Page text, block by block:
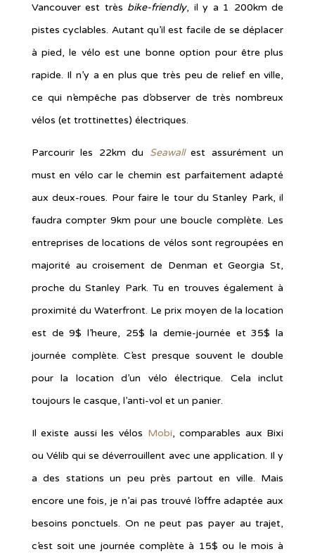
Vancouver est très bike-friendly, il y a 1 200km de
pistes cyclables. Autant qu’il est facile de se déplacer
à pied, le vélo est une bonne option pour être plus
rapide. Il n’y a en plus que très peu de relief en ville,
ce qui n’empêche pas d’observer de très nombreux
vélos (et trottinettes) électriques.
Parcourir les 22km du Seawallest assurément un
must en vélo car le chemin est parfaitement adapté
aux deux-roues. Pour faire le tour du Stanley Park, il
faudra compter 9km pour une boucle complète. Les
entreprises de locations de vélos sont regroupées en
majorité au croisement de Denman et Georgia St,
proche du Stanley Park. Tu en trouves également à
proximité du Waterfront. Le prix moyen de la location
est de 9$ l’heure, 25$ la demie-journée et 35$ la
journée complète. C’est presque souvent le double
pour la location d’un vélo électrique. Cela inclut
toujours le casque, l’anti-vol et un panier.
Il existe aussi les vélos Mobi, comparables aux Bixi
ou Vélib qui se déverrouillent avec une application. Il y
a des stations un peu près partout en ville. Mais
encore une fois, je n’ai pas trouvé l’offre adaptée aux
besoins ponctuels. On ne peut pas payer au trajet,
c’est soit une journée complète à 15$ ou le mois à